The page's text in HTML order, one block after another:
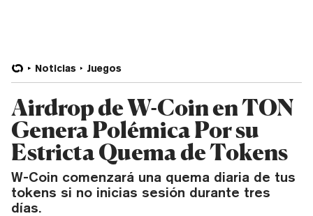
Noticias Juegos
Airdrop de W-Coin en TON
Genera Polémica Por su
Estricta Quema de Tokens
W-Coin comenzará una quema diaria de tus
tokens si no inicias sesión durante tres
días.